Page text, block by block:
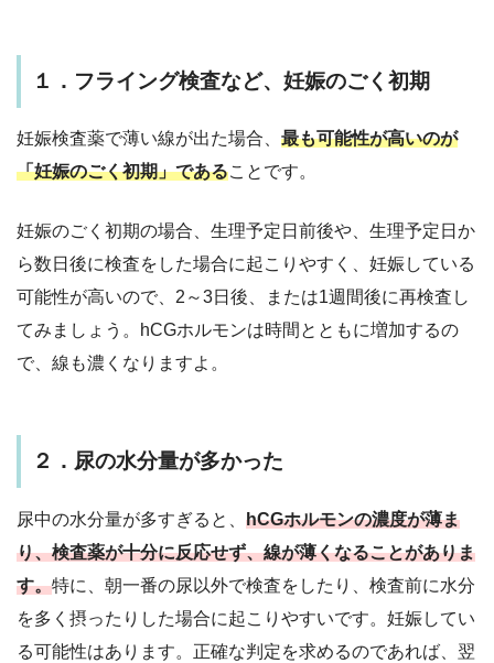
１．フライング検査など、妊娠のごく初期
妊娠検査薬で薄い線が出た場合、 最も可能性が高いのが
「妊娠のごく初期」であることです。
妊娠のごく初期の場合、生理予定日前後や、生理予定日か
ら数日後に検査をした場合に起こりやすく、妊娠している
可能性が高いので、2～3日後、または1週間後に再検査し
てみましょう。hCGホルモンは時間とともに増加するの
で、線も濃くなりますよ。
２．尿の水分量が多かった
尿中の水分量が多すぎると、 hCGホルモンの濃度が薄ま
り、検査薬が十分に反応せず、線が薄くなることがありま
す。特に、 朝一番の尿以外で検査をしたり、検査前に水分
を多く摂ったり した場合に起こりやすいです。妊娠してい
る可能性はあります。正確な判定を求めるのであれば、翌